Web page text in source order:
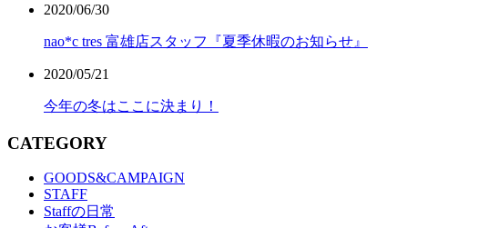
2020/06/30
nao*c tres 富雄店スタッフ『夏季休暇のお知らせ』
2020/05/21
今年の冬はここに決まり！
CATEGORY
GOODS&CAMPAIGN
STAFF
Staffの日常